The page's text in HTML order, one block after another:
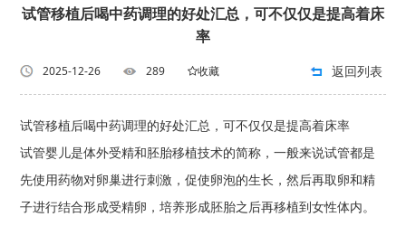
试管移植后喝中药调理的好处汇总，可不仅仅是提高着床
率
2025-12-26 289 收藏 返回列表
试管移植后喝中药调理的好处汇总，可不仅仅是提高着床率
试管婴儿是体外受精和胚胎移植技术的简称，一般来说试管都是
先使用药物对卵巢进行刺激，促使卵泡的生长，然后再取卵和精
子进行结合形成受精卵，培养形成胚胎之后再移植到女性体内。